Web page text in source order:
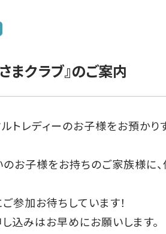
クラブ』のご案内
トレディーのお子様をお預か
のお子様をお持ちのご家族様に
参加お待ちしています！
込みはお早めにお願いします。